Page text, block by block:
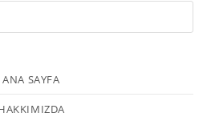
ANA SAYFA